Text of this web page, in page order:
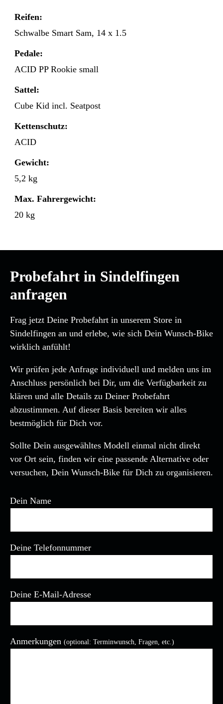
Reifen:
Schwalbe Smart Sam, 14 x 1.5
Pedale:
ACID PP Rookie small
Sattel:
Cube Kid incl. Seatpost
Kettenschutz:
ACID
Gewicht:
5,2 kg
Max. Fahrergewicht:
20 kg
Probefahrt in Sindelfingen
anfragen
Frag jetzt Deine Probefahrt in unserem Store in
Sindelfingen an und erlebe, wie sich Dein Wunsch-Bike
wirklich anfühlt!
Wir prüfen jede Anfrage individuell und melden uns im
Anschluss persönlich bei Dir, um die Verfügbarkeit zu
klären und alle Details zu Deiner Probefahrt
abzustimmen. Auf dieser Basis bereiten wir alles
bestmöglich für Dich vor.
Sollte Dein ausgewähltes Modell einmal nicht direkt
vor Ort sein, finden wir eine passende Alternative oder
versuchen, Dein Wunsch-Bike für Dich zu organisieren.
Dein Name
Deine Telefonnummer
Deine E-Mail-Adresse
Bitte lasse dieses Feld leer.
Anmerkungen (optional: Terminwunsch, Fragen, etc.)